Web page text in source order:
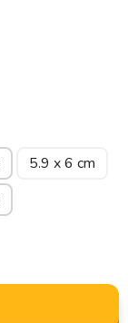
5.9 x 6 cm